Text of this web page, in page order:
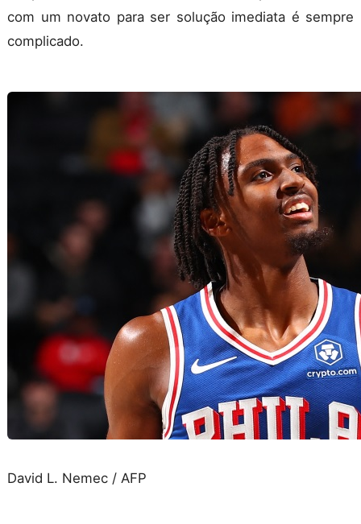
com um novato para ser solução imediata é sempre
complicado.
David L. Nemec / AFP